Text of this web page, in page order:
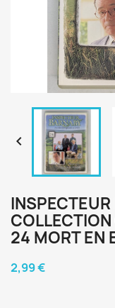

COLLECTION
24 MORT EN
2,99 €